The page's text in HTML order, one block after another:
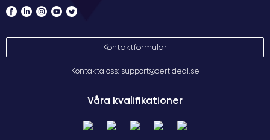
Kontaktformulär
Kontakta oss: support@certideal.se
Våra kvalifikationer